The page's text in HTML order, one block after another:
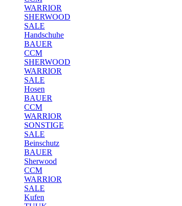
WARRIOR
SHERWOOD
SALE
Handschuhe
BAUER
CCM
SHERWOOD
WARRIOR
SALE
Hosen
BAUER
CCM
WARRIOR
SONSTIGE
SALE
Beinschutz
BAUER
Sherwood
CCM
WARRIOR
SALE
Kufen